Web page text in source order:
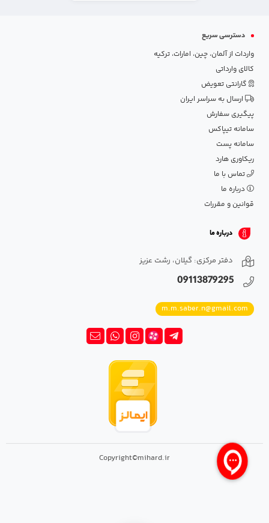
دسترسی سریع
واردات از آلمان، چین، امارات، ترکیه
کالای وارداتی
گارانتی تعویض
ارسال به سراسر ایران
پیگیری سفارش
سامانه تیپاکس
سامانه پست
ریکاوری هارد
تماس با ما
درباره ما
قوانین و مقررات
درباره ما
دفتر مرکزی: گیلان، رشت عزیز
09113879295
m.m.saber.n@gmail.com
Copyright©mihard.ir